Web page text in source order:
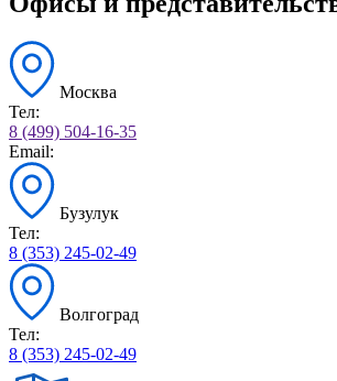
Москва
Тел:
8 (499) 504-16-35
Email:
Бузулук
Тел:
8 (353) 245-02-49
Волгоград
Тел:
8 (353) 245-02-49